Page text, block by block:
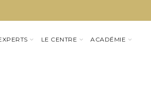
LE CENTRE ACADÉMIE